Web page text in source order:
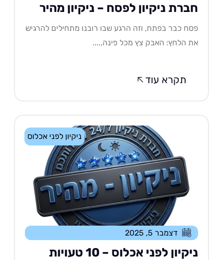
ניקיון לפסח – ניקיון מהיר
כבר בפתח, וזה הרגע שבו רובנו מתחילים להרגיש
הלחץ: האבק צץ מכל פינה,....
תקרא עוד
ניקיון לפני אכלוס
דצמבר 5, 2025
ניקיון לפני אכלוס – 10 טעויות